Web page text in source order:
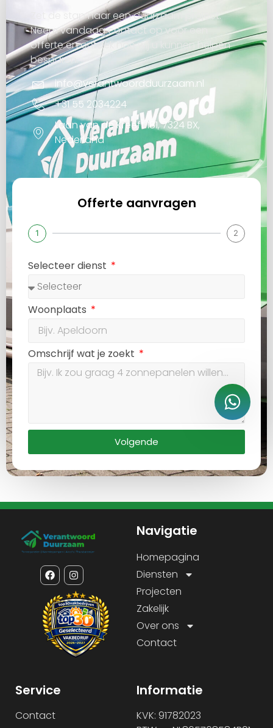
Zet de stap naar een duurzaam project.
Neem vandaag contact op voor een
offerte en ontdek hoe wij u kunnen helpen
besparen.
info@verantwoordduurzaam.nl
+31 55 2034224
Laan van de Kreeft 181, 7324 BX,
Nederland
Offerte aanvragen
1 2
Selecteer dienst
Woonplaats
Omschrijf wat je zoekt
Volgende
Navigatie
Homepagina
Diensten
Projecten
Zakelijk
Over ons
Contact
Service
Contact
Informatie
KVK: 91782023